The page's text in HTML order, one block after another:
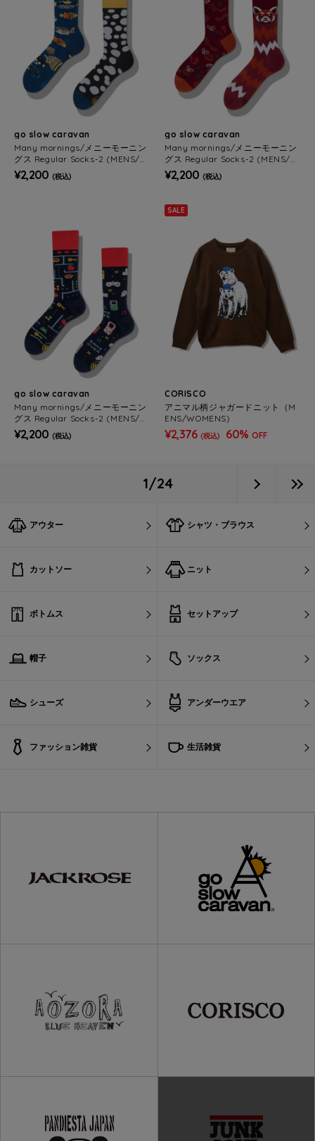
go slow caravan
Many mornings/メニーモーニン
グス Regular Socks-2 (MENS/W
OMENS)
¥2,200 (税込)
go slow caravan
Many mornings/メニーモーニン
グス Regular Socks-2 (MENS/W
OMENS)
¥2,200 (税込)
go slow caravan
Many mornings/メニーモーニン
グス Regular Socks-2 (MENS/W
OMENS)
¥2,200 (税込)
SALE
CORISCO
アニマル柄ジャガードニット（M
ENS/WOMENS)
¥2,376 (税込) 60% OFF
1/24
アウター シャツ・ブラウス
カットソー ニット
ボトムス セットアップ
帽子 ソックス
シューズ アンダーウエア
ファッション雑貨 生活雑貨